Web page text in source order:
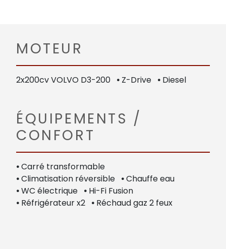
MOTEUR
2x200cv VOLVO D3-200 • Z-Drive • Diesel
ÉQUIPEMENTS /
CONFORT
•Carré transformable
•Climatisation réversible •Chauffe eau
•WC électrique • Hi-Fi Fusion
• Réfrigérateur x2 • Réchaud gaz 2 feux